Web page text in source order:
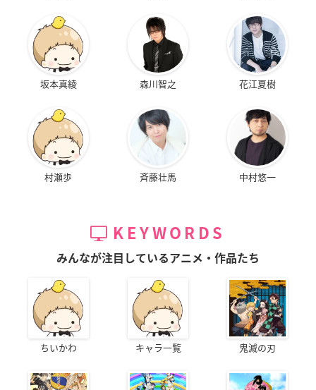
坂本真綾 森川智之 花江夏樹
村瀬歩 斉藤壮馬 中村悠一
KEYWORDS
みんなが注目しているアニメ・作品たち
ちいかわ キャラ一覧 鬼滅の刃